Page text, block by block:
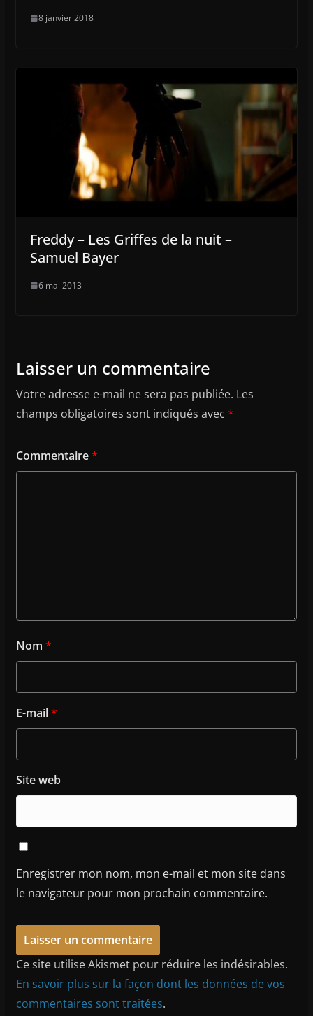
8 janvier 2018
Freddy – Les Griffes de la nuit –
Samuel Bayer
6 mai 2013
Laisser un commentaire
Votre adresse e-mail ne sera pas publiée. Les
champs obligatoires sont indiqués avec *
Commentaire*
Nom *
E-mail*
Site web
Enregistrer mon nom, mon e-mail et mon site dans
le navigateur pour mon prochain commentaire.
Ce site utilise Akismet pour réduire les indésirables.
En savoir plus sur la façon dont les données de vos
commentaires sont traitées.